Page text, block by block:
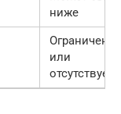
ниже
или
отсутствует